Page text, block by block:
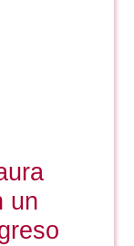
un